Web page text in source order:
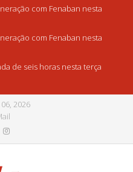
com Fenaban nesta
com Fenaban nesta
de seis horas nesta terça
2026